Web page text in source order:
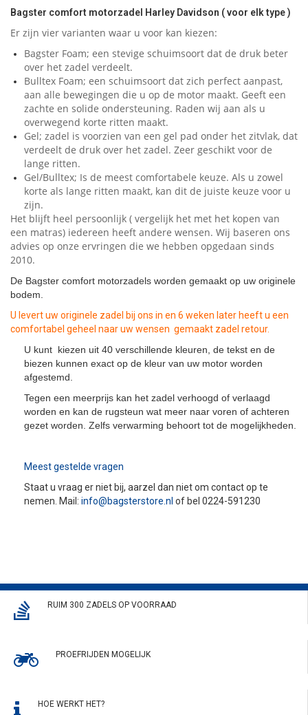
Bagster comfort motorzadel Harley Davidson ( voor elk type )
Er zijn vier varianten waar u voor kan kiezen:
Bagster Foam; een stevige schuimsoort dat de druk beter
over het zadel verdeelt.
Bulltex Foam; een schuimsoort dat zich perfect aanpast,
aan alle bewegingen die u op de motor maakt. Geeft een
zachte en solide ondersteuning. Raden wij aan als u
overwegend korte ritten maakt.
Gel; zadel is voorzien van een gel pad onder het zitvlak, dat
verdeelt de druk over het zadel. Zeer geschikt voor de
lange ritten.
Gel/Bulltex; Is de meest comfortabele keuze. Als u zowel
korte als lange ritten maakt, kan dit de juiste keuze voor u
zijn.
Het blijft heel persoonlijk ( vergelijk het met het kopen van
een matras) iedereen heeft andere wensen. Wij baseren ons
advies op onze ervringen die we hebben opgedaan sinds
2010.
De Bagster comfort motorzadels worden gemaakt op uw originele
bodem.
U levert uw originele zadel bij ons in en 6 weken later heeft u een
comfortabel geheel naar uw wensen gemaakt zadel retour.
U kunt kiezen uit 40 verschillende kleuren, de tekst en de
biezen kunnen exact op de kleur van uw motor worden
afgestemd.
Tegen een meerprijs kan het zadel verhoogd of verlaagd
worden en kan de rugsteun wat meer naar voren of achteren
gezet worden. Zelfs verwarming behoort tot de mogelijkheden.
Meest gestelde vragen
Staat u vraag er niet bij, aarzel dan niet om contact op te
nemen. Mail: info@bagsterstore.nl of bel 0224-591230
RUIM 300 ZADELS OP VOORRAAD
PROEFRIJDEN MOGELIJK
HOE WERKT HET?